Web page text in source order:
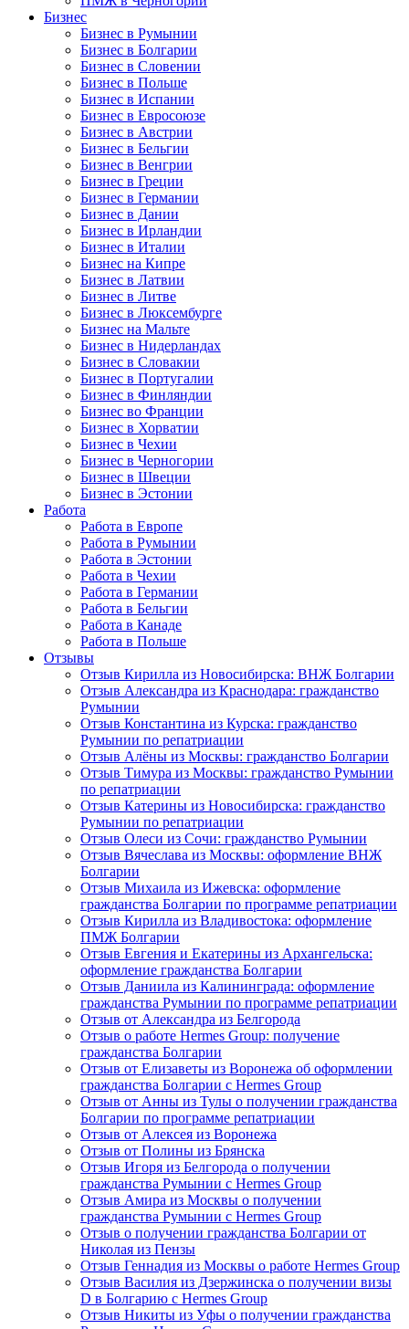
Бизнес
Бизнес в Румынии
Бизнес в Болгарии
Бизнес в Словении
Бизнес в Польше
Бизнес в Испании
Бизнес в Евросоюзе
Бизнес в Австрии
Бизнес в Бельгии
Бизнес в Венгрии
Бизнес в Греции
Бизнес в Германии
Бизнес в Дании
Бизнес в Ирландии
Бизнес в Италии
Бизнес на Кипре
Бизнес в Латвии
Бизнес в Литве
Бизнес в Люксембурге
Бизнес на Мальте
Бизнес в Нидерландах
Бизнес в Словакии
Бизнес в Португалии
Бизнес в Финляндии
Бизнес во Франции
Бизнес в Хорватии
Бизнес в Чехии
Бизнес в Черногории
Бизнес в Швеции
Бизнес в Эстонии
Работа
Работа в Европе
Работа в Румынии
Работа в Эстонии
Работа в Чехии
Работа в Германии
Работа в Бельгии
Работа в Канаде
Работа в Польше
Отзывы
Отзыв Кирилла из Новосибирска: ВНЖ Болгарии
Отзыв Александра из Краснодара: гражданство
Румынии
Отзыв Константина из Курска: гражданство
Румынии по репатриации
Отзыв Алёны из Москвы: гражданство Болгарии
Отзыв Тимура из Москвы: гражданство Румынии
по репатриации
Отзыв Катерины из Новосибирска: гражданство
Румынии по репатриации
Отзыв Олеси из Сочи: гражданство Румынии
Отзыв Вячеслава из Москвы: оформление ВНЖ
Болгарии
Отзыв Михаила из Ижевска: оформление
гражданства Болгарии по программе репатриации
Отзыв Кирилла из Владивостока: оформление
ПМЖ Болгарии
Отзыв Евгения и Екатерины из Архангельска:
оформление гражданства Болгарии
Отзыв Даниила из Калининграда: оформление
гражданства Румынии по программе репатриации
Отзыв от Александра из Белгорода
Отзыв о работе Hermes Group: получение
гражданства Болгарии
Отзыв от Елизаветы из Воронежа об оформлении
гражданства Болгарии с Hermes Group
Отзыв от Анны из Тулы о получении гражданства
Болгарии по программе репатриации
Отзыв от Алексея из Воронежа
Отзыв от Полины из Брянска
Отзыв Игоря из Белгорода о получении
гражданства Румынии с Hermes Group
Отзыв Амира из Москвы о получении
гражданства Румынии с Hermes Group
Отзыв о получении гражданства Болгарии от
Николая из Пензы
Отзыв Геннадия из Москвы о работе Hermes Group
Отзыв Василия из Дзержинска о получении визы
D в Болгарию с Hermes Group
Отзыв Никиты из Уфы о получении гражданства